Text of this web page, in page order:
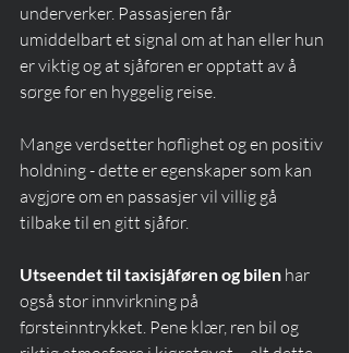
underverker. Passasjeren får
umiddelbart et signal om at han eller hun
er viktig og at sjåføren er opptatt av å
sørge for en hyggelig reise.
Mange verdsetter høflighet og en positiv
holdning - dette er egenskaper som kan
avgjøre om en passasjer vil villig gå
tilbake til en gitt sjåfør.
Utseendet til taxisjåføren og bilen har
også stor innvirkning på
førsteinntrykket. Pene klær, ren bil og